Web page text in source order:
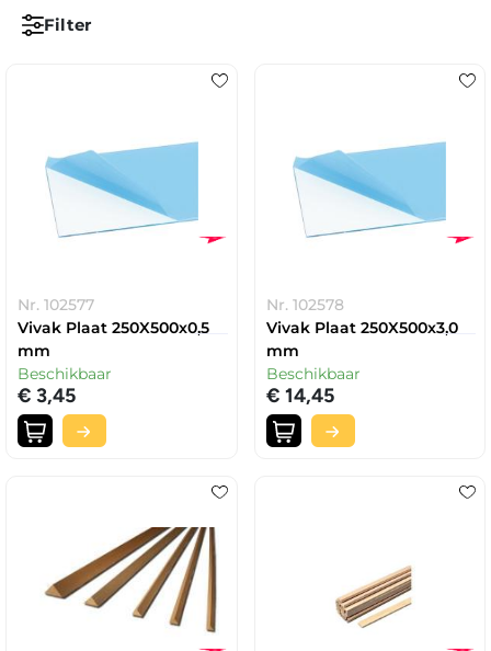
Filter
Nr. 102577
Vivak Plaat 250X500x0,5
mm
Beschikbaar
€ 3,45
Nr. 102578
Vivak Plaat 250X500x3,0
mm
Beschikbaar
€ 14,45